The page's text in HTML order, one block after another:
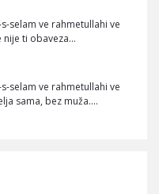
selam ve rahmetullahi ve
nije ti obaveza…
selam ve rahmetullahi ve
sama, bez muža.…